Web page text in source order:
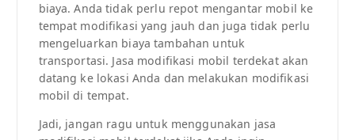
biaya. Anda tidak perlu repot mengantar mobil ke
tempat modifikasi yang jauh dan juga tidak perlu
mengeluarkan biaya tambahan untuk
transportasi. Jasa modifikasi mobil terdekat akan
datang ke lokasi Anda dan melakukan modifikasi
mobil di tempat.
Jadi, jangan ragu untuk menggunakan jasa